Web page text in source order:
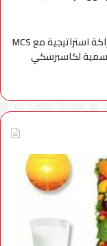
شركة RAKICT تعلن عن شراكة استراتيجية مع MCS
لكاسبرسكي